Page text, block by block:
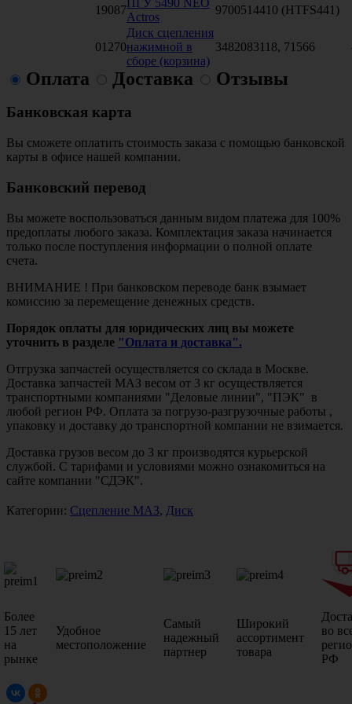
19087
Actros
9700514410 (HTFS441)
01270
Диск сцепления
нажимной в
сборе (корзина)
3482083118, 71566
Оплата Доставка Отзывы
Банковская карта
Вы сможете оплатить стоимость заказа с помощью банковской
карты в офисе нашей компании.
Банковский перевод
Вы можете воспользоваться данным видом платежа для 100%
предоплаты любого заказа. Комплектация заказа начинается
только после поступления информации о полной оплате
счета.
ВНИМАНИЕ ! При банковском переводе банк взымает
комиссию за перемещение денежных средств.
Порядок оплаты для юридических лиц вы можете
уточнить в разделе "Оплата и доставка".
Отгрузка запчастей осуществляется со склада в Москве.
Доставка запчастей МАЗ весом от 3 кг осуществляется
транспортными компаниями "Деловые линии", "ПЭК" в
любой регион РФ. Оплата за погрузо-разгрузочные работы ,
упаковку и доставку до транспортной компании не взимается.
Доставка грузов весом до 3 кг производятся курьерской
службой. С тарифами и условиями можно ознакомиться на
сайте компании "СДЭК".
Категории: Сцепление МАЗ, Диск
Более
15 лет
на
рынке
Удобное
местоположение
Самый
надежный
партнер
Широкий
ассортимент
товара
во
РФ